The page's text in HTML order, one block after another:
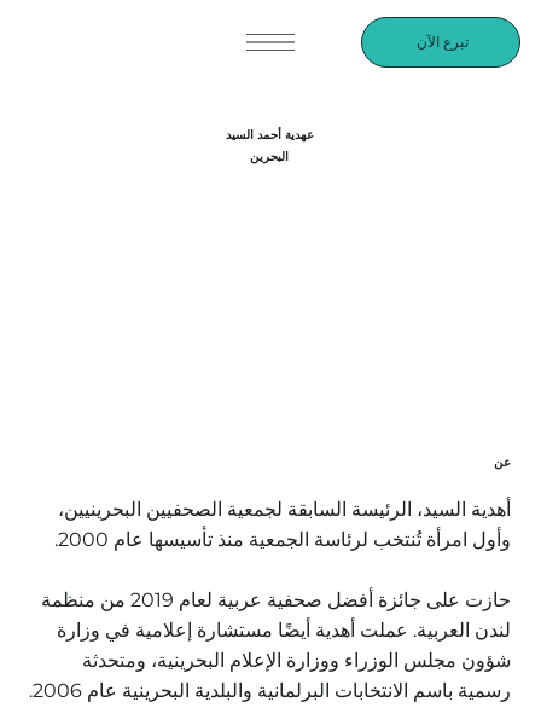
تبرع الآن
عهدية أحمد السيد
البحرين
عن
أهدية السيد، الرئيسة السابقة لجمعية الصحفيين البحرينيين،
وأول امرأة تُنتخب لرئاسة الجمعية منذ تأسيسها عام 2000.
حازت على جائزة أفضل صحفية عربية لعام 2019 من منظمة
لندن العربية. عملت أهدية أيضًا مستشارة إعلامية في وزارة
شؤون مجلس الوزراء ووزارة الإعلام البحرينية، ومتحدثة
رسمية باسم الانتخابات البرلمانية والبلدية البحرينية عام 2006.